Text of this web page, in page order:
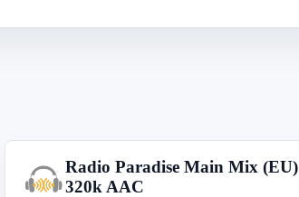
R
Radio Paradise Main Mix (EU)
320k AAC